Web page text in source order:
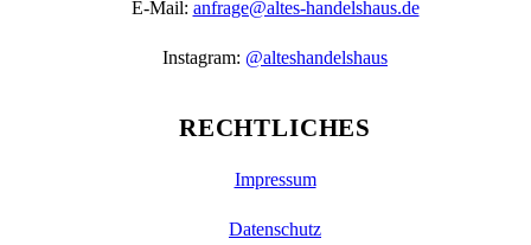
E-Mail: anfrage@altes-handelshaus.de
Instagram: @alteshandelshaus
RECHTLICHES
Impressum
Datenschutz